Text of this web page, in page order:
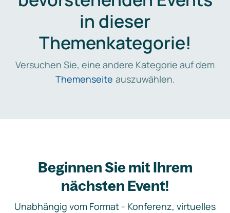
in dieser
Themenkategorie!
Versuchen Sie, eine andere Kategorie auf dem
Themenseite auszuwählen.
Beginnen Sie mit Ihrem
nächsten Event!
Unabhängig vom Format - Konferenz, virtuelles